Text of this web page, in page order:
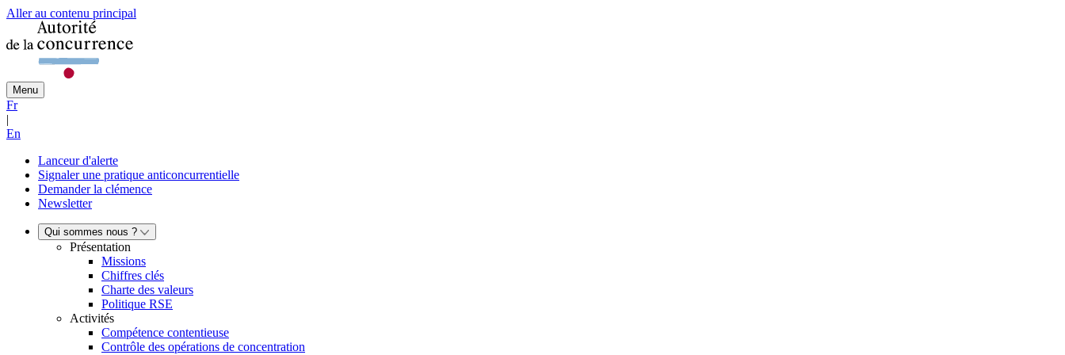
Aller au contenu principal
Menu
Fr
|
En
Lanceur d'alerte
Signaler une pratique anticoncurrentielle
Demander la clémence
Newsletter
Qui sommes nous ?
Présentation
Missions
Chiffres clés
Charte des valeurs
Politique RSE
Activités
Compétence contentieuse
Contrôle des opérations de concentration